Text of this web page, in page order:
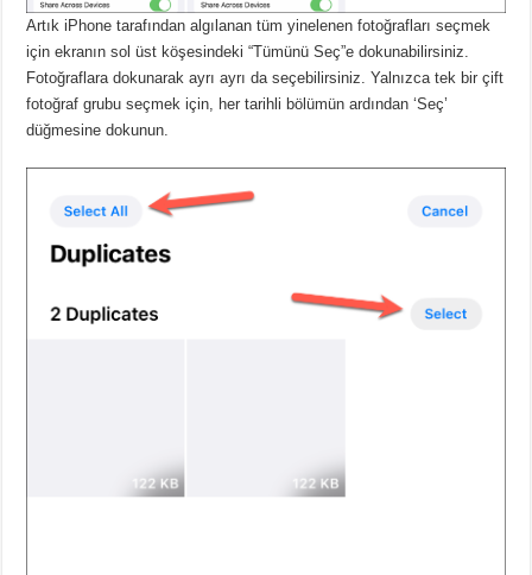
Artık iPhone tarafından algılanan tüm yinelenen fotoğrafları seçmek
için ekranın sol üst köşesindeki “Tümünü Seç”e dokunabilirsiniz.
Fotoğraflara dokunarak ayrı ayrı da seçebilirsiniz.Yalnızca tek bir çift
fotoğraf grubu seçmek için, her tarihli bölümün ardından ‘Seç’
düğmesine dokunun.